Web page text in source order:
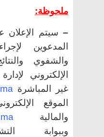
ملحوظة:
– سيتم الإعلان
المدعوين
والشفوي
الإلكتروني
غير المباشرة
الموقع
والمالية
وببوابة